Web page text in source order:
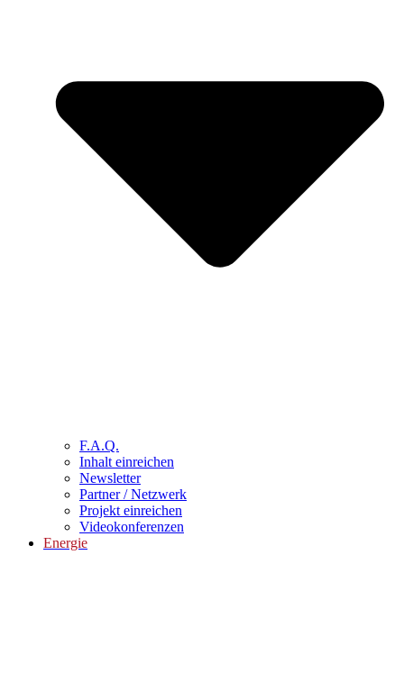
F.A.Q.
Inhalt einreichen
Newsletter
Partner / Netzwerk
Projekt einreichen
Videokonferenzen
Energie